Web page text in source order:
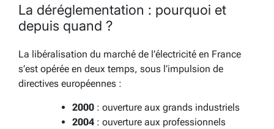
La déréglementation : pourquoi et
depuis quand ?
La libéralisation du marché de l’électricité en France
s’est opérée en deux temps, sous l’impulsion de
directives européennes :
2000 : ouverture aux grands industriels
2004 : ouverture aux professionnels